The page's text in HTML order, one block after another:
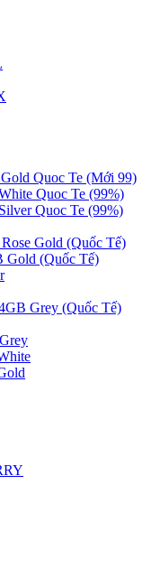
Quoc Te (Mới 99)
Quoc Te (99%)
Quoc Te (99%)
Gold (Quốc Tế)
Gold (Quốc Tế)
Grey (Quốc Tế)